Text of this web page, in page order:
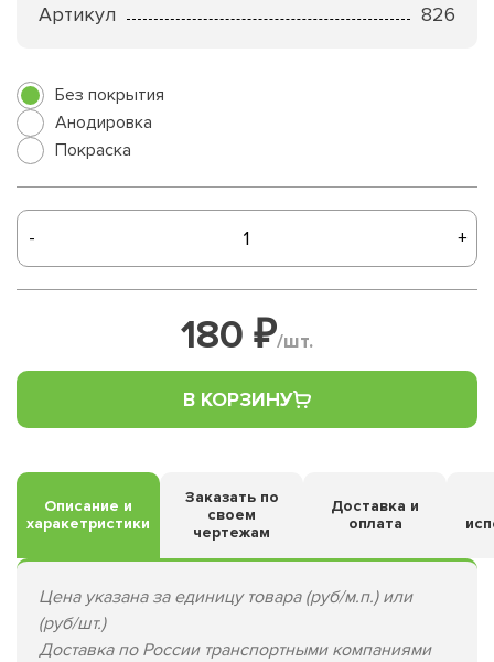
Артикул 826
Без покрытия
Анодировка
Покраска
- +
180 ₽/шт.
В КОРЗИНУ
Описание и
харакетристики
Заказать по
своем
чертежам
Доставка и
оплата
Цена указана за единицу товара (руб/м.п.) или
(руб/шт.)
Доставка по России транспортными компаниями